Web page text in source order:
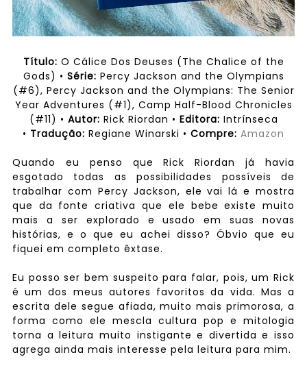
Título: O Cálice Dos Deuses (The Chalice of the
Gods) • Série: Percy Jackson and the Olympians
(#6), Percy Jackson and the Olympians: The Senior
Year Adventures (#1), Camp Half-Blood Chronicles
(#11) • Autor: Rick Riordan • Editora: Intrínseca
• Tradução: Regiane Winarski • Compre: Amazon
Quando eu penso que Rick Riordan já havia
esgotado todas as possibilidades possíveis de
trabalhar com Percy Jackson, ele vai lá e mostra
que da fonte criativa que ele bebe existe muito
mais a ser explorado e usado em suas novas
histórias, e o que eu achei disso? Óbvio que eu
fiquei em completo êxtase.
Eu posso ser bem suspeito para falar, pois, um Rick
é um dos meus autores favoritos da vida. Mas a
escrita dele segue afiada, muito mais primorosa, a
forma como ele mescla cultura pop e mitologia
torna a leitura muito instigante e divertida e isso
agrega ainda mais interesse pela leitura para mim.